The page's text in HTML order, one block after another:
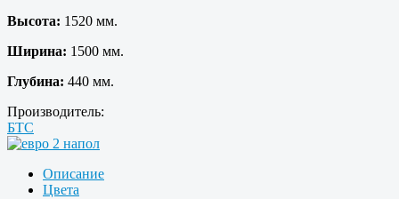
Высота: 1520 мм.
Ширина: 1500 мм.
Глубина: 440 мм.
Производитель:
БТС
Описание
Цвета